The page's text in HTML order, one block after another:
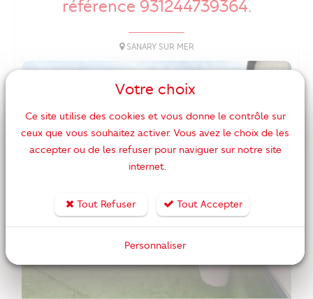
référence 931244739364.
SANARY SUR MER
Votre choix
Ce site utilise des cookies et vous donne le contrôle sur
ceux que vous souhaitez activer. Vous avez le choix de les
accepter ou de les refuser pour naviguer sur notre site
internet.
Tout Refuser Tout Accepter
Personnaliser